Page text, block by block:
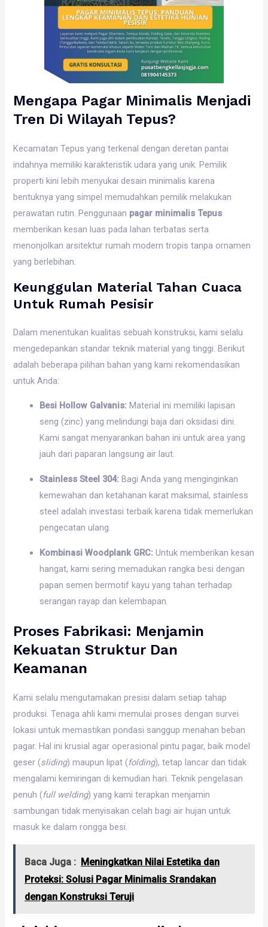
Mengapa Pagar Minimalis Menjadi
Tren Di Wilayah Tepus?
Kecamatan Tepus yang terkenal dengan deretan pantai
indahnya memiliki karakteristik udara yang unik. Pemilik
properti kini lebih menyukai desain minimalis karena
bentuknya yang simpel memudahkan pemilik melakukan
perawatan rutin. Penggunaan pagar minimalis Tepus
memberikan kesan luas pada lahan terbatas serta
menonjolkan arsitektur rumah modern tropis tanpa ornamen
yang berlebihan.
Keunggulan Material Tahan Cuaca
Untuk Rumah Pesisir
Dalam menentukan kualitas sebuah konstruksi, kami selalu
mengedepankan standar teknik material yang tinggi. Berikut
adalah beberapa pilihan bahan yang kami rekomendasikan
untuk Anda:
Besi Hollow Galvanis: Material ini memiliki lapisan
seng (zinc) yang melindungi baja dari oksidasi dini.
Kami sangat menyarankan bahan ini untuk area yang
jauh dari paparan langsung air laut.
Stainless Steel 304: Bagi Anda yang menginginkan
kemewahan dan ketahanan karat maksimal, stainless
steel adalah investasi terbaik karena tidak memerlukan
pengecatan ulang.
Kombinasi Woodplank GRC: Untuk memberikan kesan
hangat, kami sering memadukan rangka besi dengan
papan semen bermotif kayu yang tahan terhadap
serangan rayap dan kelembapan.
Proses Fabrikasi: Menjamin
Kekuatan Struktur Dan
Keamanan
Kami selalu mengutamakan presisi dalam setiap tahap
produksi. Tenaga ahli kami memulai proses dengan survei
lokasi untuk memastikan pondasi sanggup menahan beban
pagar. Hal ini krusial agar operasional pintu pagar, baik model
geser (sliding) maupun lipat (folding), tetap lancar dan tidak
mengalami kemiringan di kemudian hari. Teknik pengelasan
penuh (full welding) yang kami terapkan menjamin
sambungan tidak menyisakan celah bagi air hujan untuk
masuk ke dalam rongga besi.
Baca Juga : Meningkatkan Nilai Estetika dan
Proteksi: Solusi Pagar Minimalis Srandakan
dengan Konstruksi Teruji